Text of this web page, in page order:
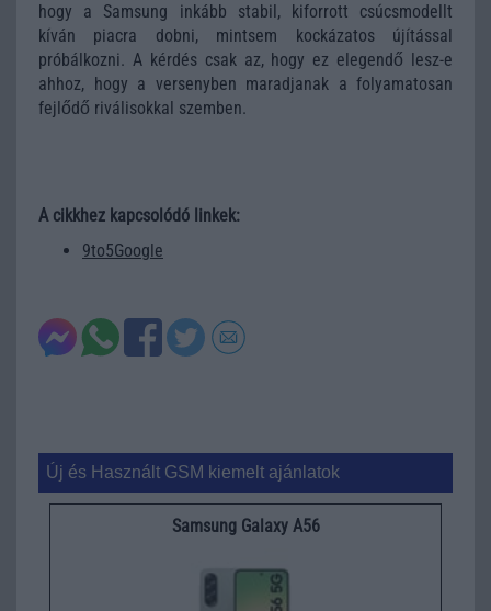
hogy a Samsung inkább stabil, kiforrott csúcsmodellt
kíván piacra dobni, mintsem kockázatos újítással
próbálkozni. A kérdés csak az, hogy ez elegendő lesz-e
ahhoz, hogy a versenyben maradjanak a folyamatosan
fejlődő riválisokkal szemben.
A cikkhez kapcsolódó linkek:
9to5Google
Új és Használt GSM kiemelt ajánlatok
Samsung Galaxy A56